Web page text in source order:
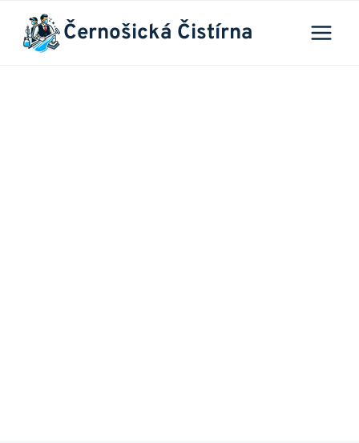
Přeskočit
obsah
Černošická Čistírna